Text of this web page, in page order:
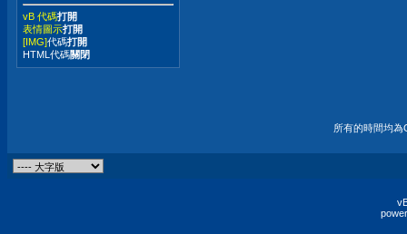
vB 代碼打開
表情圖示打開
[IMG]代碼打開
HTML代碼關閉
所有的時間均為